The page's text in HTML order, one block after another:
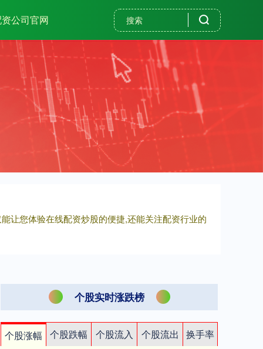
公司官网
让您体验在线配资炒股的便捷,还能关注配资行业的
个股实时涨跌榜
个股涨幅 个股跌幅 个股流入 个股流出
换手率